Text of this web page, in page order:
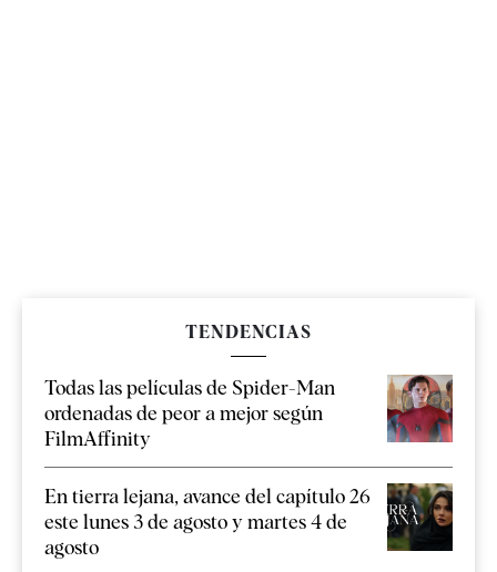
TENDENCIAS
Todas las películas de Spider-Man
ordenadas de peor a mejor según
FilmAffinity
En tierra lejana, avance del capítulo 26
este lunes 3 de agosto y martes 4 de
agosto